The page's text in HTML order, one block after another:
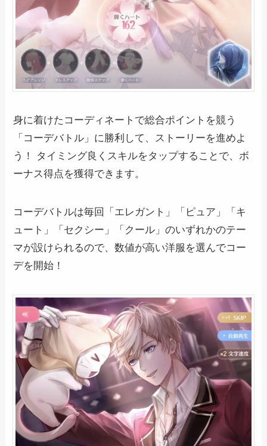
身に着けたコーディネートで総合ポイントを競う
「コーデバトル」に勝利して、ストーリーを進めよ
う！ タイミング良くスキルをタップすることで、ボ
ーナス得点を獲得できます。
コーデバトルは毎回「エレガント」「ピュア」「キ
ュート」「セクシー」「クール」のいずれかのテー
マが設けられるので、数値が高い洋服を選んでコー
デを開始！